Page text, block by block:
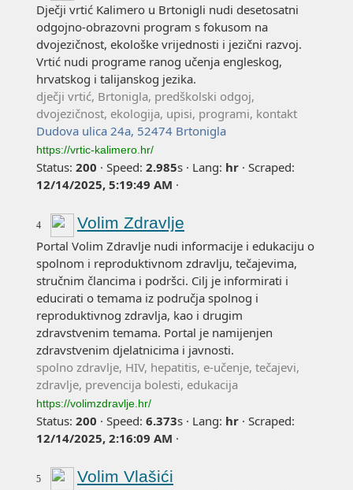
Dječji vrtić Kalimero u Brtonigli nudi desetosatni
odgojno-obrazovni program s fokusom na
dvojezičnost, ekološke vrijednosti i jezični razvoj.
Vrtić nudi programe ranog učenja engleskog,
hrvatskog i talijanskog jezika.
dječji vrtić, Brtonigla, predškolski odgoj,
dvojezičnost, ekologija, upisi, programi, kontakt
Dudova ulica 24a, 52474 Brtonigla
https://vrtic-kalimero.hr/
Status: 200 · Speed: 2.985s · Lang: hr · Scraped:
12/14/2025, 5:19:49 AM ·
4 Volim Zdravlje
Portal Volim Zdravlje nudi informacije i edukaciju o
spolnom i reproduktivnom zdravlju, tečajevima,
stručnim člancima i podršci. Cilj je informirati i
educirati o temama iz područja spolnog i
reproduktivnog zdravlja, kao i drugim
zdravstvenim temama. Portal je namijenjen
zdravstvenim djelatnicima i javnosti.
spolno zdravlje, HIV, hepatitis, e-učenje, tečajevi,
zdravlje, prevencija bolesti, edukacija
https://volimzdravlje.hr/
Status: 200 · Speed: 6.373s · Lang: hr · Scraped:
12/14/2025, 2:16:09 AM ·
5 Volim Vlašići